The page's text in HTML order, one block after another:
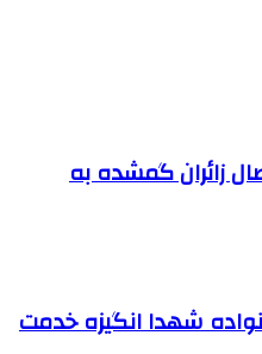
زائران گمشده به
شهدا انگیزه خدمت